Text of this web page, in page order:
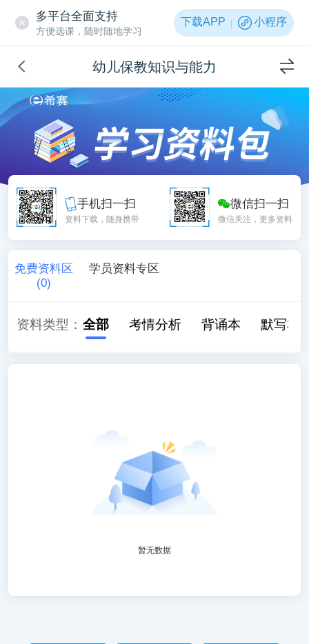
多平台全面支持
方便选课，随时随地学习
下载APP 小程序
幼儿保教知识与能力
手机扫一扫
资料下载，随身携带
微信扫一扫
微信关注，更多资料
免费资料区
(0)
学员资料专区
资料类型： 全部 考情分析 背诵本 默写本
暂无数据